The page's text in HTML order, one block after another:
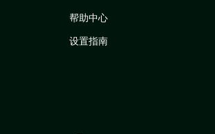
帮助中心
设置指南